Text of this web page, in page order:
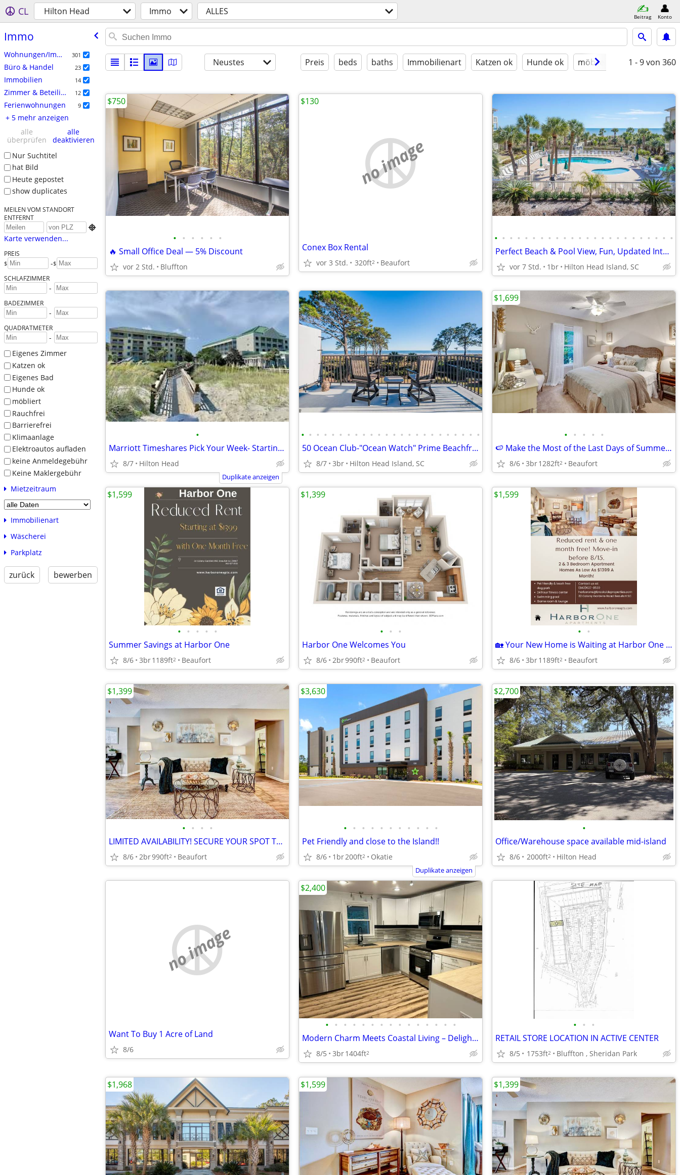
CL Hilton Head Immo ALLES Beitrag Konto
Immo
Wohnungen/Immo zur Miete 301
Büro & Handel 23
Immobilien 14
Zimmer & Beteiligungen/WGs 12
Ferienwohnungen 9
+ 5 mehr anzeigen
alle
überprüfen
alle
deaktivieren
Nur Suchtitel
hat Bild
Heute gepostet
show duplicates
MEILEN VOM STANDORT
ENTFERNT

Karte verwenden...
PREIS
$ -$
SCHLAFZIMMER
-
BADEZIMMER
-
QUADRATMETER
-
Eigenes Zimmer
Katzen ok
Eigenes Bad
Hunde ok
möbliert
Rauchfrei
Barrierefrei
Klimaanlage
Elektroautos aufladen
keine Anmeldegebühr
Keine Maklergebühr
Mietzeitraum
Immobilienart
Wäscherei
Parkplatz
zurück bewerben
Neustes Preis beds baths Immobilienart Katzen ok Hunde ok möbliert 1 - 9von 360
• • • • • •
🔥 Small Office Deal — 5% Discount
vor 2 Std. Bluffton
$750
no image
Conex Box Rental
vor 3 Std. 320ft2 Beaufort
$130
• • • • • • • • • • • • • • • • • • • • • • • •
Perfect Beach & Pool View, Fun, Updated Interior, Great Location - Bre
vor 7 Std. 1br Hilton Head Island, SC
•
Marriott Timeshares Pick Your Week- Starting at $2,100/Week
8/7 Hilton Head
Duplikate anzeigen
• • • • • • • • • • • • • • • • • • • • • • • •
50 Ocean Club-"Ocean Watch" Prime Beachfront Condo
8/7 3br Hilton Head Island, SC
• • • • •
🍉 Make the Most of the Last Days of Summer at Harbor One Apartments!
8/6 3br1282ft2 Beaufort
$1,699
• • • • •
Summer Savings at Harbor One
8/6 3br1189ft2 Beaufort
$1,599
• • •
Harbor One Welcomes You
8/6 2br990ft2 Beaufort
$1,399
• •
🏡 Your New Home is Waiting at Harbor One Apartments! ✨
8/6 3br1189ft2 Beaufort
$1,599
• • • •
LIMITED AVAILABILITY! SECURE YOUR SPOT TODAY.
8/6 2br990ft2 Beaufort
$1,399
• • • • • • • • • • •
Pet Friendly and close to the Island!!
8/6 1br200ft2 Okatie
$3,630
Duplikate anzeigen
•
Office/Warehouse space available mid-island
8/6 2000ft2 Hilton Head
$2,700
no image
Want To Buy 1 Acre of Land
8/6
• • • • • • • • • • • • • • •
Modern Charm Meets Coastal Living – Delightful 3BR/2BA on Quiet Dead-E
8/5 3br1404ft2
$2,400
• • •
RETAIL STORE LOCATION IN ACTIVE CENTER
8/5 1753ft2 Bluffton , Sheridan Park
$1,968 $1,599 $1,399